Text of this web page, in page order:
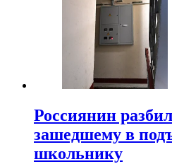
Россиянин
зашедшему в
школьнику